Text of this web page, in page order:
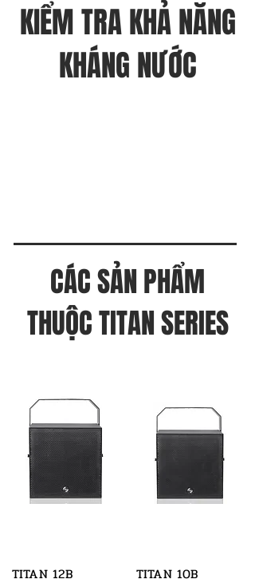
KIỂM TRA KHẢ NĂNG
KHÁNG NƯỚC
CÁC SẢN PHẨM
THUỘC TITAN SERIES
TITAN 12B TITAN 10B